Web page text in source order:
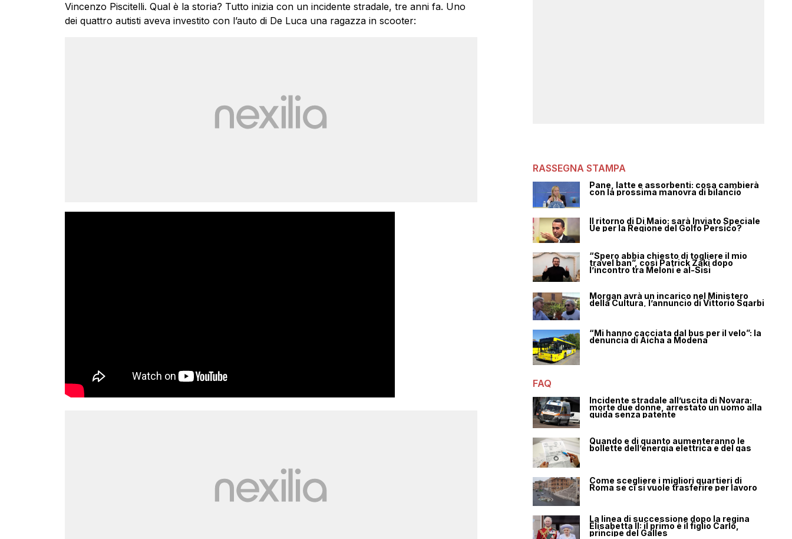
Vincenzo Piscitelli. Qual è la storia? Tutto inizia con un incidente stradale, tre anni fa. Uno
dei quattro autisti aveva investito con l’auto di De Luca una ragazza in scooter:
RASSEGNA STAMPA
Pane, latte e assorbenti: cosa cambierà
con la prossima manovra di bilancio
Il ritorno di Di Maio: sarà Inviato Speciale
Ue per la Regione del Golfo Persico?
“Spero abbia chiesto di togliere il mio
travel ban”, così Patrick Zaki dopo
l’incontro tra Meloni e al-Sisi
Morgan avrà un incarico nel Ministero
della Cultura, l’annuncio di Vittorio Sgarbi
“Mi hanno cacciata dal bus per il velo”: la
denuncia di Aicha a Modena
FAQ
Incidente stradale all’uscita di Novara:
morte due donne, arrestato un uomo alla
guida senza patente
Quando e di quanto aumenteranno le
bollette dell’energia elettrica e del gas
Come scegliere i migliori quartieri di
Roma se ci si vuole trasferire per lavoro
La linea di successione dopo la regina
Elisabetta II: il primo è il figlio Carlo,
principe del Galles